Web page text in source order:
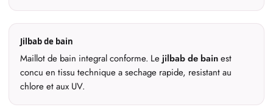
Jilbab de bain
Maillot de bain integral conforme. Lejilbab de bainest
concu en tissu technique a sechage rapide, resistant au
chlore et aux UV.